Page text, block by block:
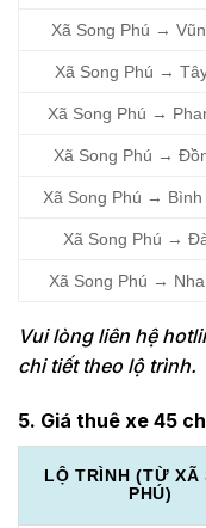
Xã Song Phú →
Xã Song Phú →
Xã Song Phú →
Xã Song Phú →
Xã Song Phú → Bình
Xã Song Phú →
Xã Song Phú →
Vui lòng liên hệ
chi tiết theo lộ trình.
5. Giá thuê xe 45
LỘ TRÌNH (TỪ XÃ
PHÚ)